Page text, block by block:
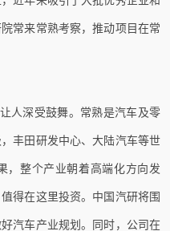
常来常熟考察，推动项目在常
人深受鼓舞。常熟是汽车及零
丰田研发中心、大陆汽车等世
，整个产业朝着高端化方向发
得在这里投资。中国汽研将围
汽车产业规划。同时，公司在